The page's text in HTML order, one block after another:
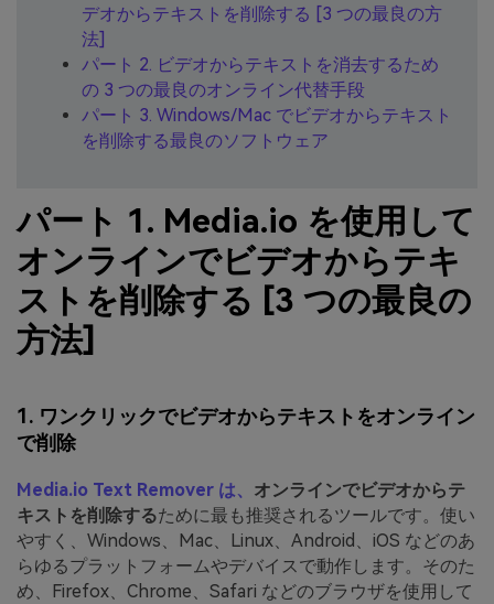
デオからテキストを削除する [3 つの最良の方
法]
パート 2. ビデオからテキストを消去するため
の 3 つの最良のオンライン代替手段
パート 3. Windows/Mac でビデオからテキスト
を削除する最良のソフトウェア
パート 1. Media.io を使用して
オンラインでビデオからテキ
ストを削除する [3 つの最良の
方法]
1. ワンクリックでビデオからテキストをオンライン
で削除
Media.io Text Remover は、 オンラインでビデオからテ
キストを削除するために最も推奨されるツールです。使い
やすく、Windows、Mac、Linux、Android、iOS などのあ
らゆるプラットフォームやデバイスで動作します。そのた
め、Firefox、Chrome、Safari などのブラウザを使用して